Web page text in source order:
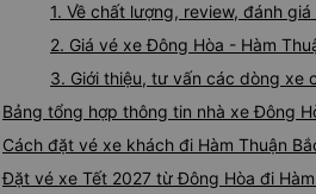
1. Về chất lượng, review, đánh
2. Giá vé xe Đông Hòa - Hàm
3. Giới thiệu, tư vấn các dòng xe
Bảng tổng hợp thông tin nhà xe Đông
Cách đặt vé xe khách đi Hàm Thuận
Đặt vé xe Tết 2027 từ Đông Hòa đi